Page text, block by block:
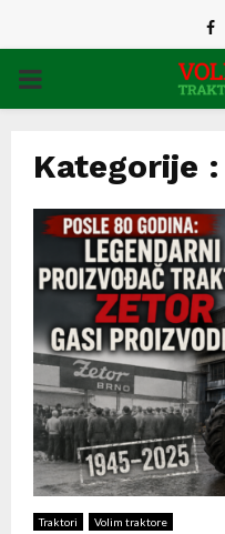
PRIMARY
Kategorije
Traktori Volim traktore